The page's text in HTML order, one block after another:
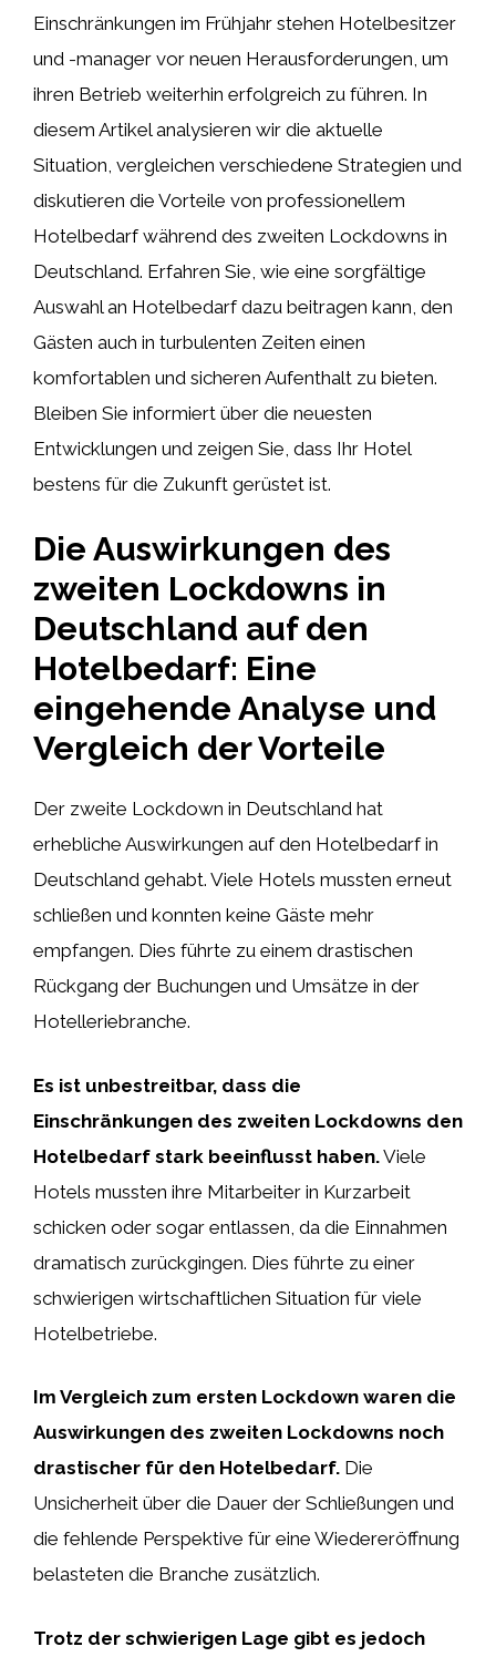
Einschränkungen im Frühjahr stehen Hotelbesitzer
und -manager vor neuen Herausforderungen, um
ihren Betrieb weiterhin erfolgreich zu führen. In
diesem Artikel analysieren wir die aktuelle
Situation, vergleichen verschiedene Strategien und
diskutieren die Vorteile von professionellem
Hotelbedarf während des zweiten Lockdowns in
Deutschland. Erfahren Sie, wie eine sorgfältige
Auswahl an Hotelbedarf dazu beitragen kann, den
Gästen auch in turbulenten Zeiten einen
komfortablen und sicheren Aufenthalt zu bieten.
Bleiben Sie informiert über die neuesten
Entwicklungen und zeigen Sie, dass Ihr Hotel
bestens für die Zukunft gerüstet ist.
Die Auswirkungen des
zweiten Lockdowns in
Deutschland auf den
Hotelbedarf: Eine
eingehende Analyse und
Vergleich der Vorteile
Der zweite Lockdown in Deutschland hat
erhebliche Auswirkungen auf den Hotelbedarf in
Deutschland gehabt. Viele Hotels mussten erneut
schließen und konnten keine Gäste mehr
empfangen. Dies führte zu einem drastischen
Rückgang der Buchungen und Umsätze in der
Hotelleriebranche.
Es ist unbestreitbar, dass die
Einschränkungen des zweiten Lockdowns den
Hotelbedarf stark beeinflusst haben.Viele
Hotels mussten ihre Mitarbeiter in Kurzarbeit
schicken oder sogar entlassen, da die Einnahmen
dramatisch zurückgingen. Dies führte zu einer
schwierigen wirtschaftlichen Situation für viele
Hotelbetriebe.
Im Vergleich zum ersten Lockdown waren die
Auswirkungen des zweiten Lockdowns noch
drastischer für den Hotelbedarf. Die
Unsicherheit über die Dauer der Schließungen und
die fehlende Perspektive für eine Wiedereröffnung
belasteten die Branche zusätzlich.
Trotz der schwierigen Lage gibt es jedoch